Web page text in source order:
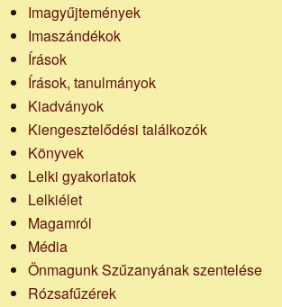
Imagyűjtemények
Imaszándékok
Írások
Írások, tanulmányok
Kiadványok
Kiengesztelődési találkozók
Könyvek
Lelki gyakorlatok
Lelkiélet
Magamról
Média
Önmagunk Szűzanyának szentelése
Rózsafűzérek